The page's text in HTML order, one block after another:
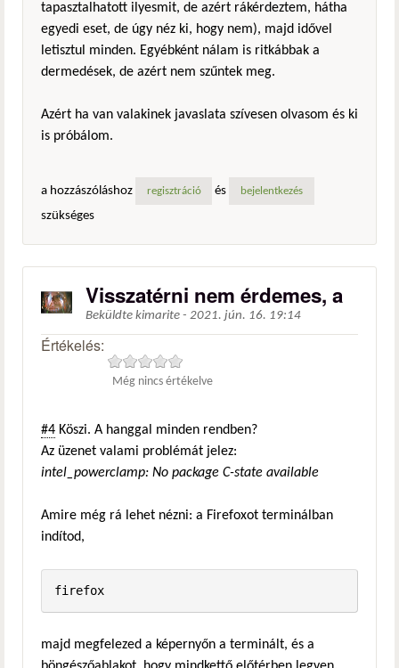
tapasztalhatott ilyesmit, de azért rákérdeztem, hátha
egyedi eset, de úgy néz ki, hogy nem), majd idővel
letisztul minden. Egyébként nálam is ritkábbak a
dermedések, de azért nem szűntek meg.
Azért ha van valakinek javaslata szívesen olvasom és ki
is próbálom.
a hozzászóláshoz regisztráció és bejelentkezés
szükséges
Visszatérni nem érdemes, a
Beküldte kimarite - 2021. jún. 16. 19:14
Értékelés:
Még nincs értékelve
#4 Köszi. A hanggal minden rendben?
Az üzenet valami problémát jelez:
intel_powerclamp: No package C-state available
Amire még rá lehet nézni: a Firefoxot terminálban
indítod,
firefox
majd megfelezed a képernyőn a terminált, és a